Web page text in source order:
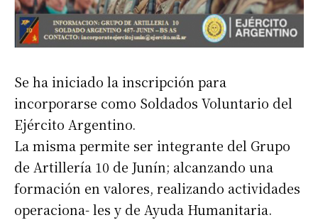
Se ha iniciado la inscripción para
incorporarse como Soldados Voluntario del
Ejército Argentino.
La misma permite ser integrante del Grupo
de Artillería 10 de Junín; alcanzando una
formación en valores, realizando actividades
operaciona- les y de Ayuda Humanitaria.